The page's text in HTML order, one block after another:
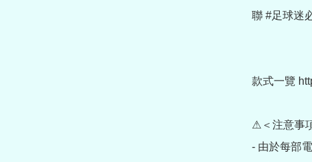
聯 #足球迷
款式一覽
⚠＜注意事
- 由於每部